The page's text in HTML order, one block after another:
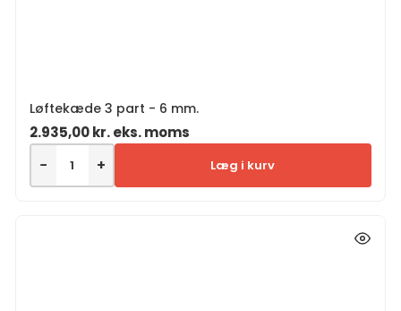
Løftekæde 3 part - 6 mm.
2.935,00kr.eks. moms
− + Læg i kurv